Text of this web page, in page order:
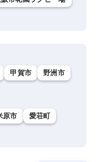
甲賀市
野洲市
原市
愛荘町